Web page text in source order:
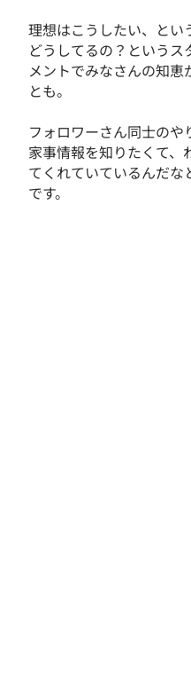
理想はこうしたい、とい
どうしてるの？というス
メントでみなさんの知恵
とも。
フォロワーさん同士の
家事情報を知りたくて、
てくれていているんだな
です。